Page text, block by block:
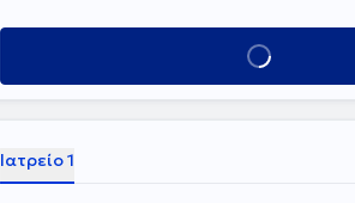
Κλείσε ραντεβού
Ιατρείο 1